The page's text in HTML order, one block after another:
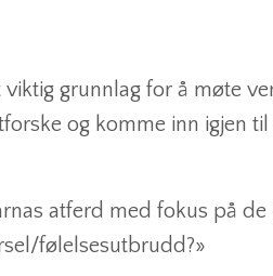
grunnlag for å møte
og komme inn igjen
atferd med fokus på
følelsesutbrudd?»